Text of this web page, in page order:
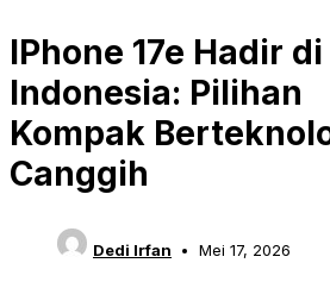
IPhone 17e Hadir di
Indonesia: Pilihan
Kompak
Canggih
Dedi Irfan Mei 17, 2026